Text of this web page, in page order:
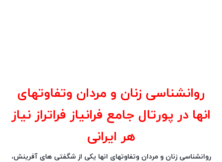
روانشناسی زنان و مردان وتفاوتهای
انها در پورتال جامع فرانیاز فراتراز نیاز
هر ایرانی
روانشناسی زنان و مردان وتفاوتهای انها یکی از شگفتی های آفرینش،